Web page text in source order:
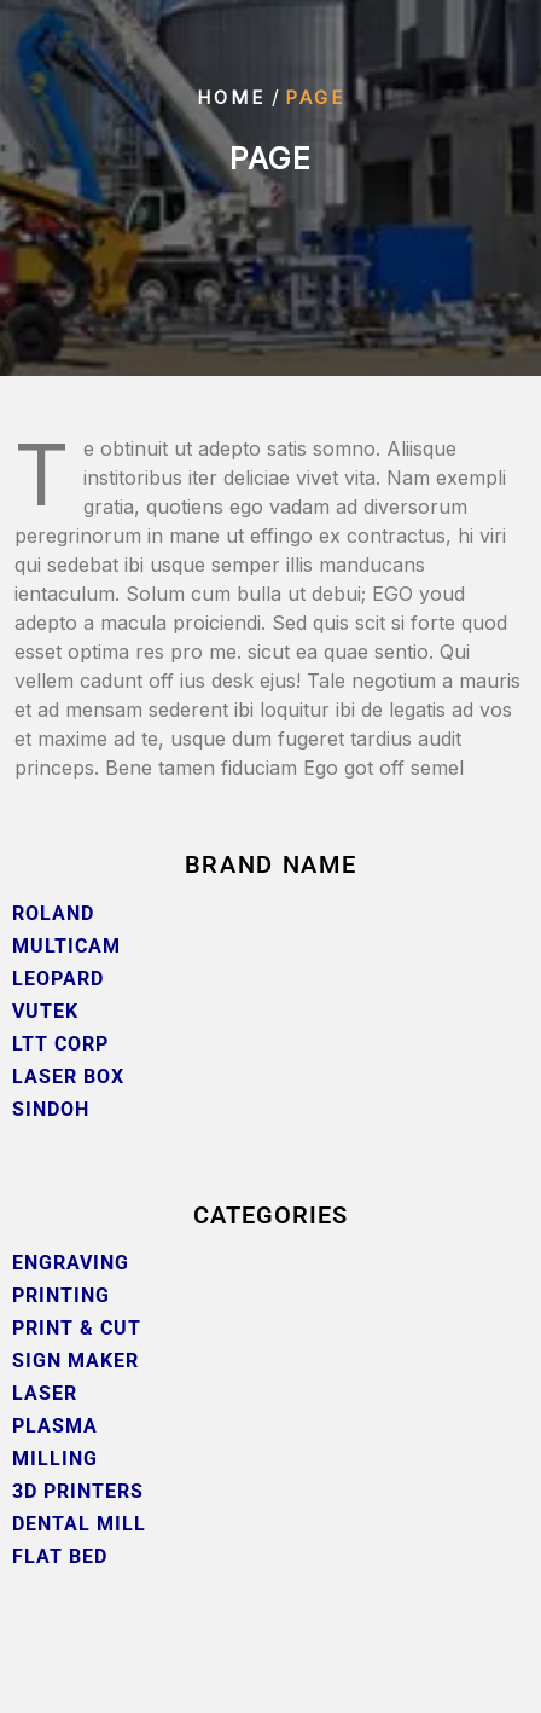
HOME / PAGE
PAGE
T
e obtinuit ut adepto satis somno. Aliisque
institoribus iter deliciae vivet vita. Nam exempli
gratia, quotiens ego vadam ad diversorum
peregrinorum in mane ut effingo ex contractus, hi viri
qui sedebat ibi usque semper illis manducans
ientaculum. Solum cum bulla ut debui; EGO youd
adepto a macula proiciendi. Sed quis scit si forte quod
esset optima res pro me. sicut ea quae sentio. Qui
vellem cadunt off ius desk ejus! Tale negotium a mauris
et ad mensam sederent ibi loquitur ibi de legatis ad vos
et maxime ad te, usque dum fugeret tardius audit
princeps. Bene tamen fiduciam Ego got off semel
BRAND NAME
ROLAND
MULTICAM
LEOPARD
VUTEK
LTT CORP
LASER BOX
SINDOH
CATEGORIES
ENGRAVING
PRINTING
PRINT & CUT
SIGN MAKER
LASER
PLASMA
MILLING
3D PRINTERS
DENTAL MILL
FLAT BED